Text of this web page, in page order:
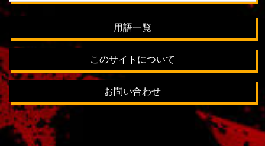
用語一覧
このサイトについて
お問い合わせ